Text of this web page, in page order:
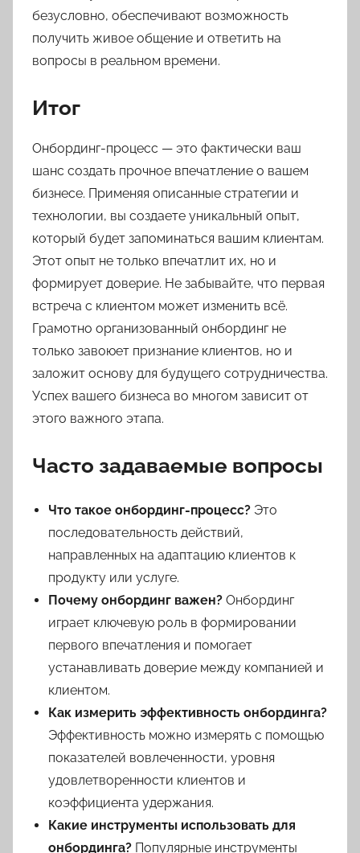
безусловно, обеспечивают возможность
получить живое общение и ответить на
вопросы в реальном времени.
Итог
Онбординг-процесс — это фактически ваш
шанс создать прочное впечатление о вашем
бизнесе. Применяя описанные стратегии и
технологии, вы создаете уникальный опыт,
который будет запоминаться вашим клиентам.
Этот опыт не только впечатлит их, но и
формирует доверие. Не забывайте, что первая
встреча с клиентом может изменить всё.
Грамотно организованный онбординг не
только завоюет признание клиентов, но и
заложит основу для будущего сотрудничества.
Успех вашего бизнеса во многом зависит от
этого важного этапа.
Часто задаваемые вопросы
Что такое онбординг-процесс? Это
последовательность действий,
направленных на адаптацию клиентов к
продукту или услуге.
Почему онбординг важен? Онбординг
играет ключевую роль в формировании
первого впечатления и помогает
устанавливать доверие между компанией и
клиентом.
Как измерить эффективность онбординга?
Эффективность можно измерять с помощью
показателей вовлеченности, уровня
удовлетворенности клиентов и
коэффициента удержания.
Какие инструменты использовать для
онбординга? Популярные инструменты